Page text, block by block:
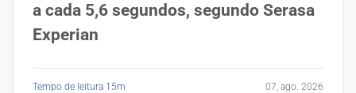
a cada 5,6 segundos, segundo Serasa
Experian
Tempo de leitura 15m 07, ago. 2026